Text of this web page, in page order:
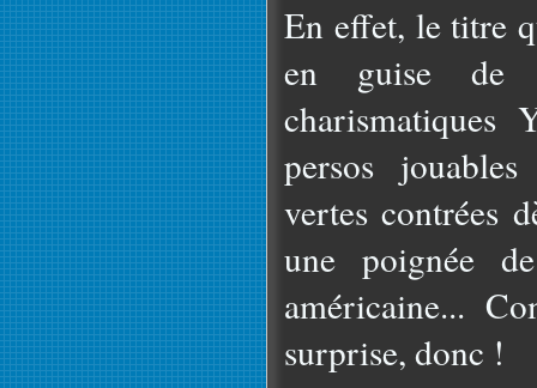
En effet, le titre
en guise de
charismatiques
persos
vertes contrées
une poignée
américaine...
surprise, donc !